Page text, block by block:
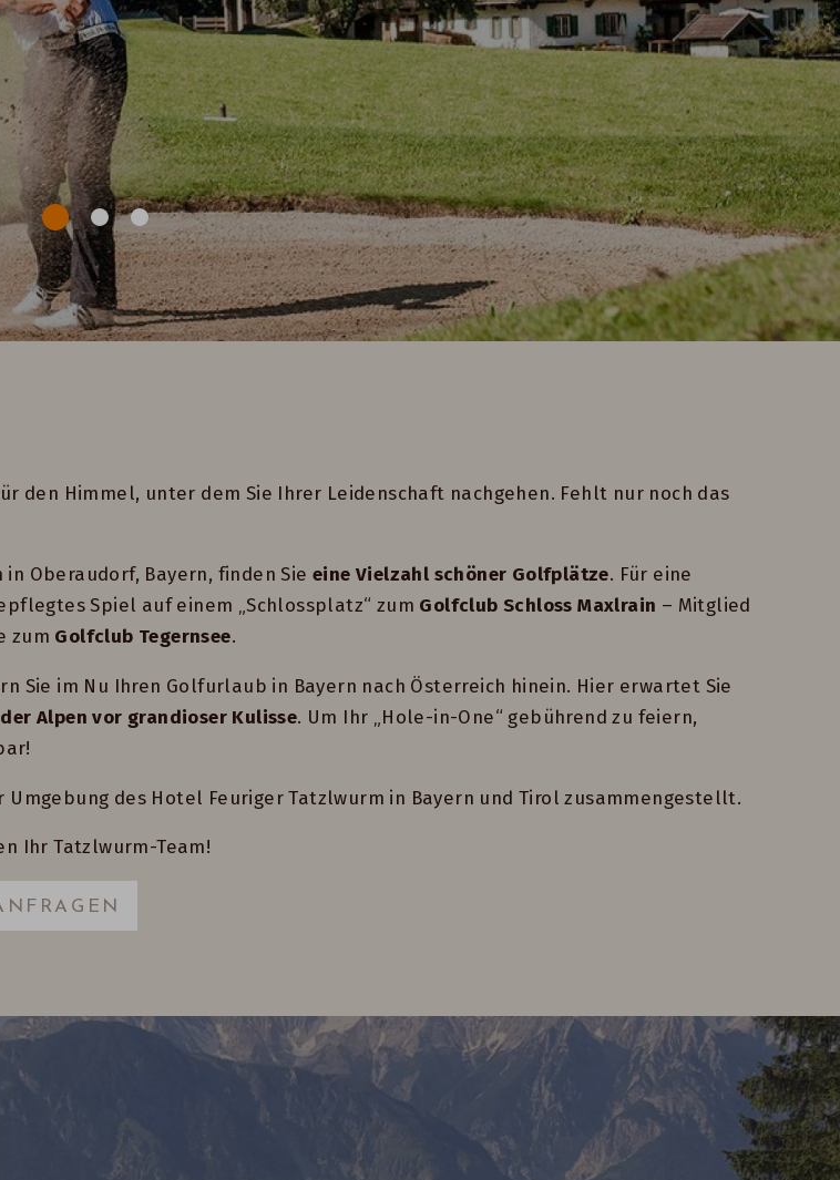
den Himmel, unter dem Sie Ihrer Leidenschaft nachgehen. Fehlt nur noch das
Oberaudorf, Bayern, finden Sie eine Vielzahl schöner Golfplätze. Für eine
Spiel auf einem „Schlossplatz“ zum Golfclub Schloss Maxlrain – Mitglied
zum Golfclub Tegernsee.
Sie im Nu Ihren Golfurlaub in Bayern nach Österreich hinein. Hier erwartet Sie
Alpen vor grandioser Kulisse. Um Ihr „Hole-in-One“ gebührend zu feiern,
des Hotel Feuriger Tatzlwurm in Bayern und Tirol zusammengestellt.
Ihr Tatzlwurm-Team!